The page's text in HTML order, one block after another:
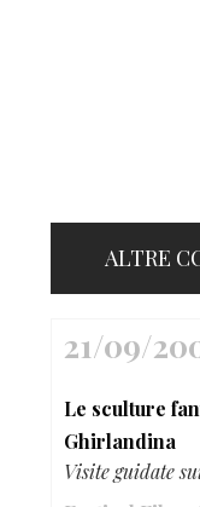
ALTRE
21/09/
Le sculture
Ghirlandina
Visite guidate